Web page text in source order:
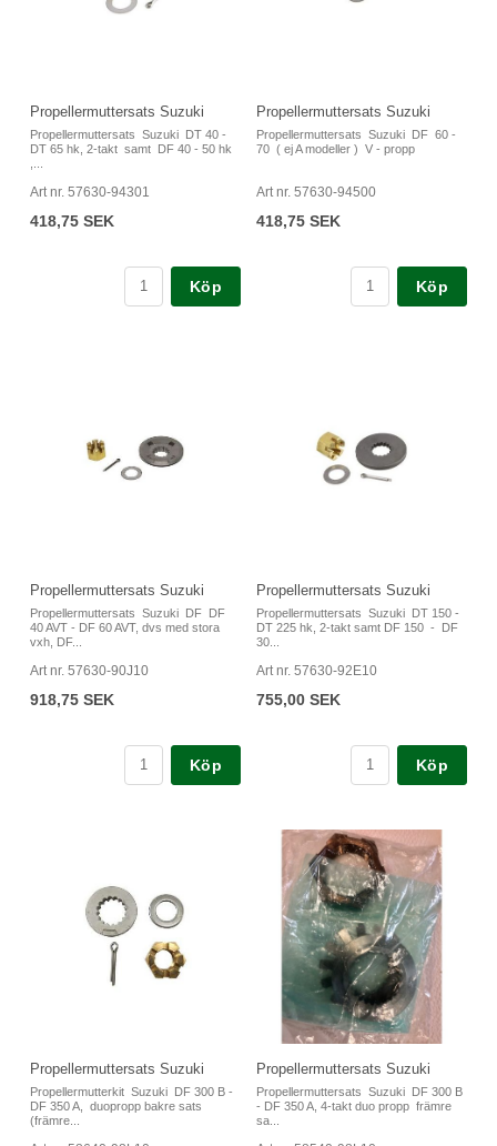
Propellermuttersats Suzuki
Propellermuttersats Suzuki DT 40 -
DT 65 hk, 2-takt samt DF 40 - 50 hk
Art nr. 57630-94301
418,75 SEK
Köp
Propellermuttersats Suzuki
Propellermuttersats Suzuki DF 60 -
70 ( ej A modeller ) V - propp
Art nr. 57630-94500
418,75 SEK
Köp
Propellermuttersats Suzuki
Propellermuttersats Suzuki DF DF
40 AVT - DF 60 AVT, dvs med stora
vxh, DF...
Art nr. 57630-90J10
918,75 SEK
Köp
Propellermuttersats Suzuki
Propellermuttersats Suzuki DT 150 -
DT 225 hk, 2-takt samt DF 150 - DF
30...
Art nr. 57630-92E10
755,00 SEK
Köp
Propellermuttersats Suzuki
Propellermutterkit Suzuki DF 300 B -
DF 350 A, duopropp bakre sats
(främre...
Propellermuttersats Suzuki
Propellermuttersats Suzuki DF 300 B
- DF 350 A, 4-takt duo propp främre
sa...